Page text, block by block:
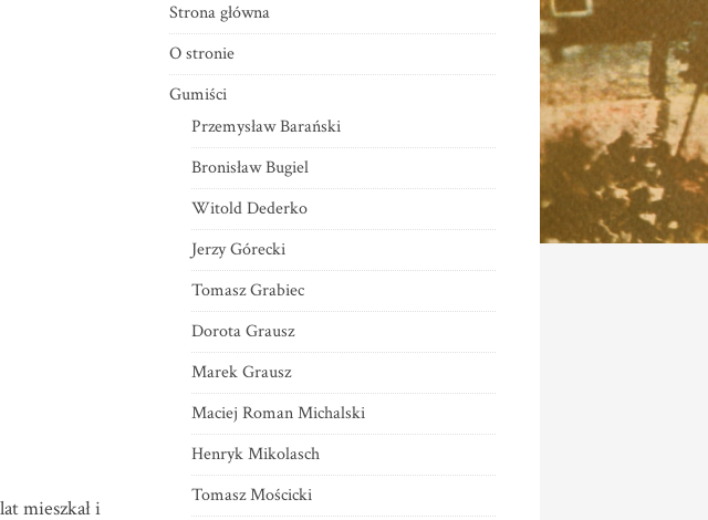
mieszkał i
Strona główna
O stronie
Gumiści
Przemysław Barański
Bronisław Bugiel
Witold Dederko
Jerzy Górecki
Tomasz Grabiec
Dorota Grausz
Marek Grausz
Maciej Roman Michalski
Henryk Mikolasch
Tomasz Mościcki